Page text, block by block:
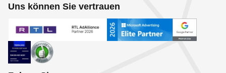
Uns können Sie vertrauen